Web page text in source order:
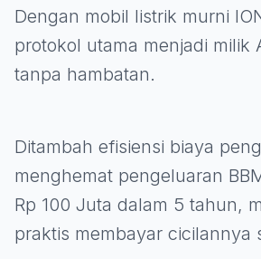
Dengan mobil listrik murni
protokol utama menjadi milik
tanpa hambatan.
Ditambah efisiensi biaya
menghemat pengeluaran
Rp 100 Juta dalam 5 tahun,
praktis membayar cicilannya